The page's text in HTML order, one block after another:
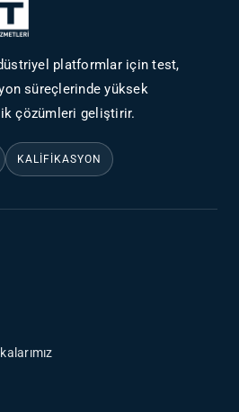
platformlar için test,
süreçlerinde yüksek
çözümleri geliştirir.
KALIFIKASYON